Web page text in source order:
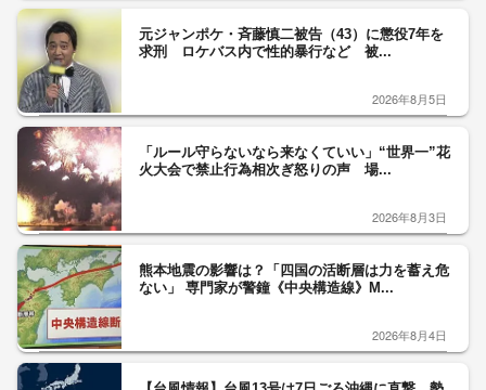
元ジャンポケ・斉藤慎二被告（43）に懲役7年を
求刑 ロケバス内で性的暴行など 被...
2026年8月5日
「ルール守らないなら来なくていい」“世界一”花
火大会で禁止行為相次ぎ怒りの声 場...
2026年8月3日
熊本地震の影響は？「四国の活断層は力を蓄え危
ない」 専門家が警鐘《中央構造線》M...
2026年8月4日